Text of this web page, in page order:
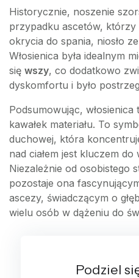
Historycznie, noszenie
przypadku ascetów, którzy
okrycia do spania, niosło
Włosienica była idealnym
się wszy, co dodatkowo
dyskomfortu i było
Podsumowując,
kawałek materiału. To
duchowej, która
nad ciałem jest kluczem
Niezależnie od osobistego
pozostaje ona
ascezy, świadczącym o
wielu osób w dążeniu do
Podziel